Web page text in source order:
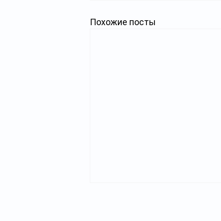
Похожие посты